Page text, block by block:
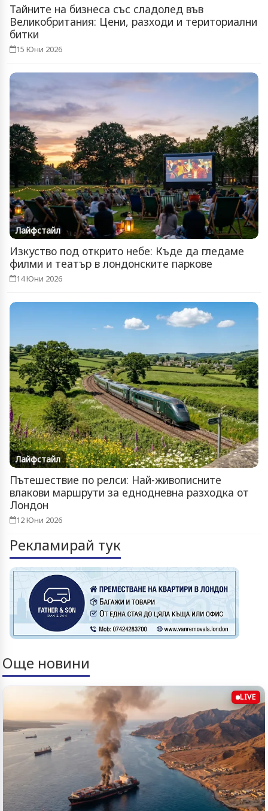
Тайните на бизнеса със сладолед във
Великобритания: Цени, разходи и териториални
битки
15 Юни 2026
Лайфстайл
Изкуство под открито небе: Къде да гледаме
филми и театър в лондонските паркове
14 Юни 2026
Лайфстайл
Пътешествие по релси: Най-живописните
влакови маршрути за еднодневна разходка от
Лондон
12 Юни 2026
Рекламирай тук
Още новини
LIVE